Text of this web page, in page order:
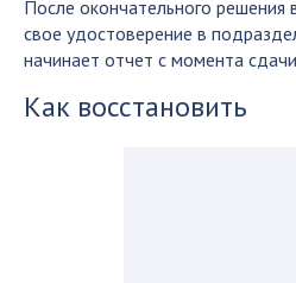
После окончательного
свое удостоверение в
начинает отчет с момента
Как восстановить